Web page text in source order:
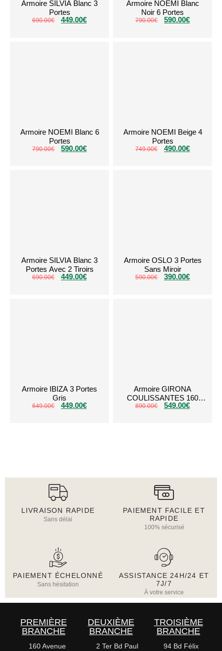
Armoire SILVIA Blanc 3
Portes
690.00€ 449.00€
Armoire NOEMI Blanc
Noir 6 Portes
790.00€ 590.00€
Armoire NOEMI Blanc 6
Portes
790.00€ 590.00€
Armoire NOEMI Beige 4
Portes
749.00€ 490.00€
Armoire SILVIA Blanc 3
Portes Avec 2 Tiroirs
690.00€ 449.00€
Armoire OSLO 3 Portes
Sans Miroir
590.00€ 390.00€
Armoire IBIZA 3 Portes
Gris
649.00€ 449.00€
Armoire GIRONA
COULISSANTES 160
Beige
890.00€ 549.00€
LIVRAISON RAPIDE
Sans délai
PAIEMENT FACILE ET
RAPIDE
100% sécurisé
PAIEMENT ÉCHELONNÉ
Sans hésitation
ASSISTANCE 24H/24 ET
7J/7
À votre service
PREMIÈRE
BRANCHE
160 Avenue
DEUXIÈME
BRANCHE
2 Ter Bd Paul
TROISIÈME
BRANCHE
94 Bd Félix